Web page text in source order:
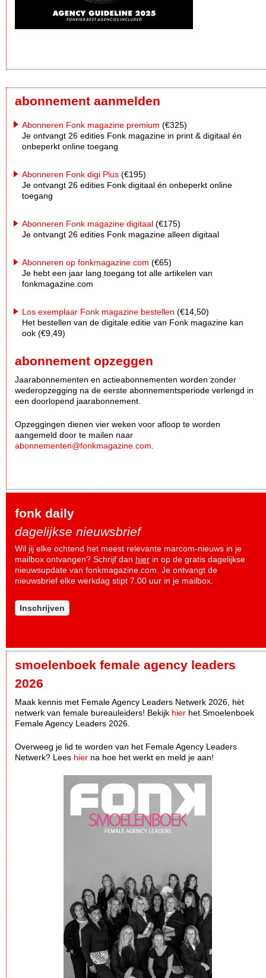
abonnement aanmelden
Abonneren Fonk magazine premium (€325)
Je ontvangt 26 edities Fonk magazine in print & digitaal én
onbeperkt online toegang
Abonneren Fonk digi Plus (€195)
Je ontvangt 26 edities Fonk digitaal én onbeperkt online
toegang
Abonneren Fonk magazine digitaal (€175)
Je ontvangt 26 edities Fonk magazine alleen digitaal
Abonneren op fonkmagazine.com (€65)
Je hebt een jaar lang toegang tot alle artikelen van
fonkmagazine.com
Los exemplaar Fonk magazine bestellen (€14,50)
Het bestellen van de digitale editie van Fonk magazine kan
ook (€9,49)
abonnement opzeggen
Jaarabonnementen en actieabonnementen worden zonder
wederopzegging na de eerste abonnementsperiode verlengd in
een doorlopend jaarabonnement.
Opzeggingen dienen vier weken voor afloop te worden
aangemeld door te mailen naar
abonnementen@fonkmagazine.com.
fonk daily
dagelijkse nieuwsbrief
Wil jij elke ochtend het meest relevante marcom-nieuws in je
mailbox ontvangen? Schrijf dan hier in op de gratis dagelijkse
nieuwsupdate van fonkmagazine.com. Je ontvangt de
nieuwsbrief elke werkdag stipt 7.00 uur in je mailbox.
Inschrijven
smoelenboek female agency leaders
2026
Maak kennis met Female Agency Leaders Netwerk 2026, hèt
netwerk van female bureauleiders! Bekijk hier het Smoelenboek
Female Agency Leaders 2026.
Overweeg je lid te worden van het Female Agency Leaders
Netwerk? Lees hier na hoe het werkt en meld je aan!